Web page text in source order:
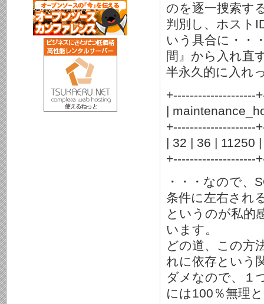
のを逐一捜索す
判別し、ホスト
いう具合に・・
間』から入れ直
半永久的に入れ
+--------------------
|
+--------------------
| 32 | 36 | 11250 |
+--------------------
・・・なので、
条件に左右され
というのが私的
います。
どの道、この方
れに依存という
ダメなので、１
には100％無理